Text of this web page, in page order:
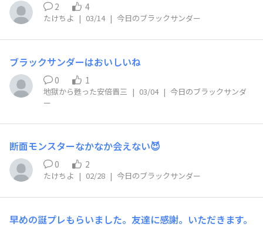
2 4
たけちよ | 03/14 | 今日のブラックサンダー
ブラックサンダーはおいしいね
0 1
地獄から甦った安倍晋三 | 03/04 | 今日のブラックサンダ
ー
断面モンスターなかなか会えない😈
0 2
たけちよ | 02/28 | 今日のブラックサンダー
早めの誕プレもらいました。友達に感謝。いただきます。